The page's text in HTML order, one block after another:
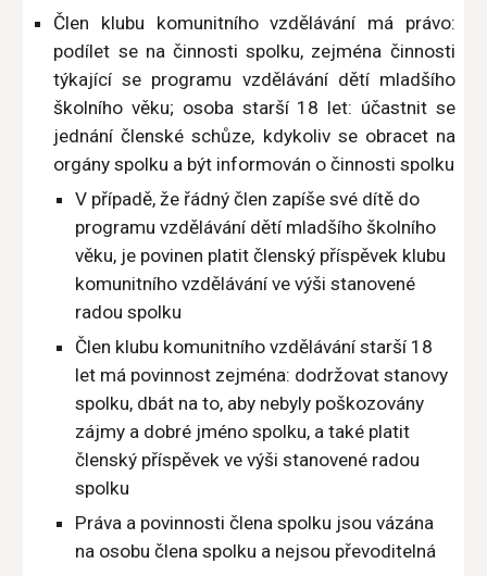
Člen klubu komunitního vzdělávání má právo:
podílet se na činnosti spolku, zejména činnosti
týkající se programu vzdělávání dětí mladšího
školního věku; osoba starší 18 let: účastnit se
jednání členské schůze, kdykoliv se obracet na
orgány spolku a být informován o činnosti spolku
V případě, že řádný člen zapíše své dítě do
programu vzdělávání dětí mladšího školního
věku, je povinen platit členský příspěvek klubu
komunitního vzdělávání ve výši stanovené
radou spolku
Člen klubu komunitního vzdělávání starší 18
let má povinnost zejména: dodržovat stanovy
spolku, dbát na to, aby nebyly poškozovány
zájmy a dobré jméno spolku, a také platit
členský příspěvek ve výši stanovené radou
spolku
Práva a povinnosti člena spolku jsou vázána
na osobu člena spolku a nejsou převoditelná